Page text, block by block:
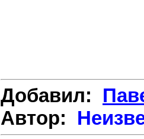
Добавил:
Автор: